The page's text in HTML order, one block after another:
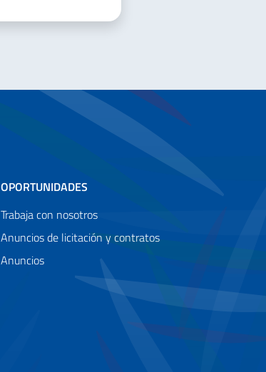
OPORTUNIDADES
Trabaja con nosotros
Anuncios de licitación y contratos
Anuncios